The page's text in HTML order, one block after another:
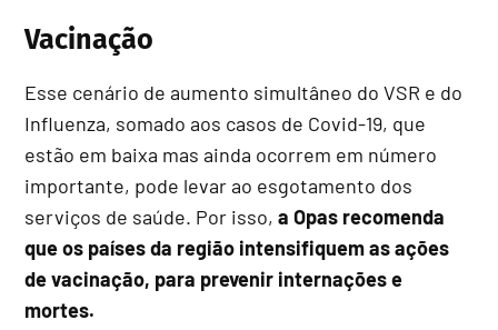
Vacinação
Esse cenário de aumento simultâneo do VSR e do
Influenza, somado aos casos de Covid-19, que
estão em baixa mas ainda ocorrem em número
importante, pode levar ao esgotamento dos
serviços de saúde. Por isso,a Opas recomenda
que os países da região intensifiquem as ações
de vacinação, para prevenir internações e
mortes.